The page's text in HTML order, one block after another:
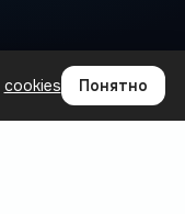
cookies Понятно